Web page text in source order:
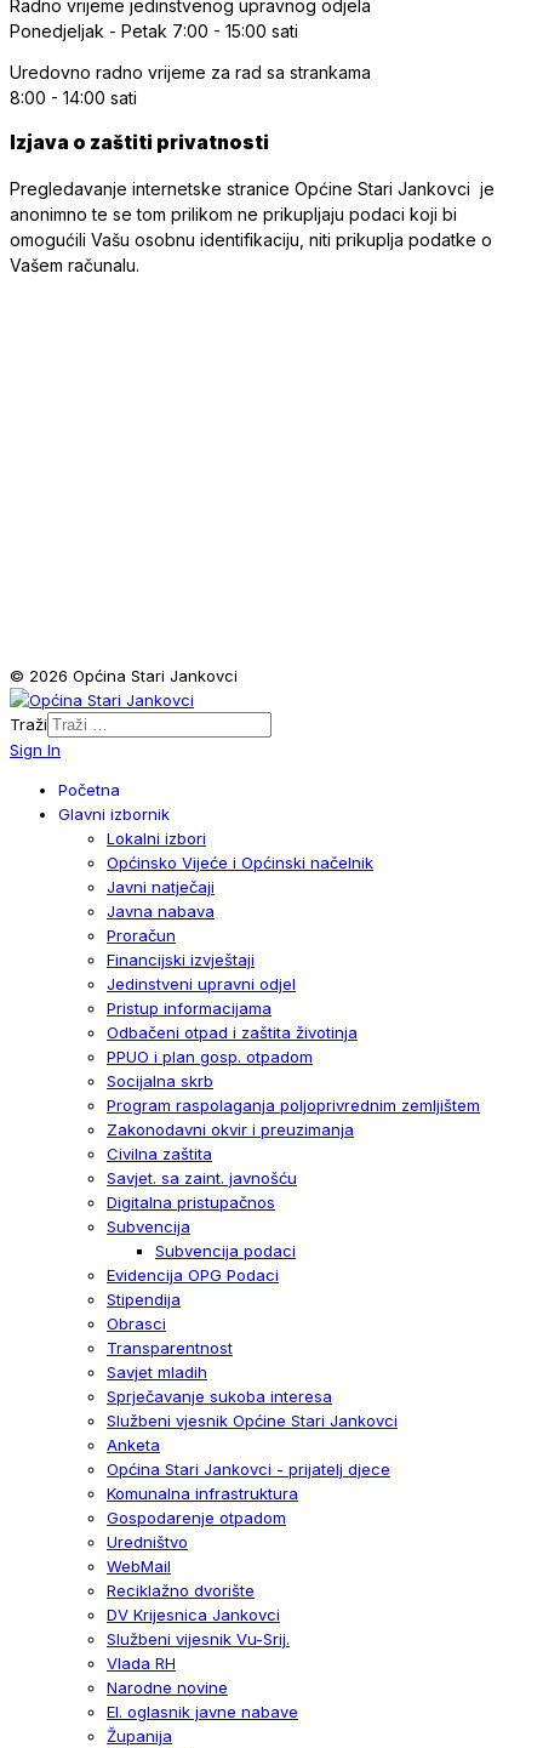
Radno vrijeme jedinstvenog upravnog odjela
Ponedjeljak - Petak 7:00 - 15:00 sati
Uredovno radno vrijeme za rad sa strankama
8:00 - 14:00 sati
Izjava o zaštiti privatnosti
Pregledavanje internetske stranice Općine Stari Jankovci je
anonimno te se tom prilikom ne prikupljaju podaci koji bi
omogućili Vašu osobnu identifikaciju, niti prikuplja podatke o
Vašem računalu.
© 2026 Općina Stari Jankovci
Traži
Sign In
Početna
Glavni izbornik
Lokalni izbori
Općinsko Vijeće i Općinski načelnik
Javni natječaji
Javna nabava
Proračun
Financijski izvještaji
Jedinstveni upravni odjel
Pristup informacijama
Odbačeni otpad i zaštita životinja
PPUO i plan gosp. otpadom
Socijalna skrb
Program raspolaganja poljoprivrednim zemljištem
Zakonodavni okvir i preuzimanja
Civilna zaštita
Savjet. sa zaint. javnošću
Digitalna pristupačnos
Subvencija
Subvencija podaci
Evidencija OPG Podaci
Stipendija
Obrasci
Transparentnost
Savjet mladih
Sprječavanje sukoba interesa
Službeni vjesnik Općine Stari Jankovci
Anketa
Općina Stari Jankovci - prijatelj djece
Komunalna infrastruktura
Gospodarenje otpadom
Uredništvo
WebMail
Reciklažno dvorište
DV Krijesnica Jankovci
Službeni vijesnik Vu-Srij.
Vlada RH
Narodne novine
El. oglasnik javne nabave
Županija